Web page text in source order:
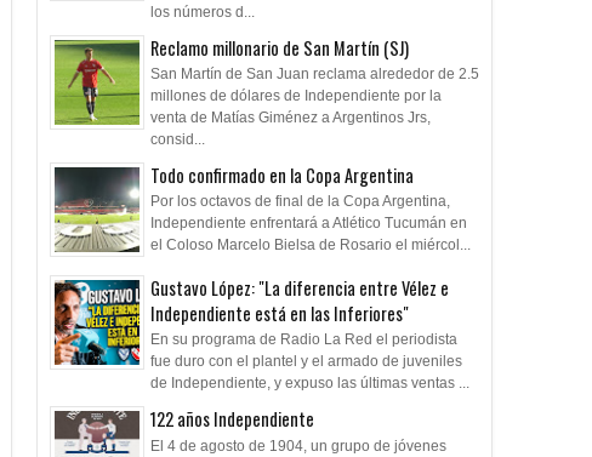
los números d...
Reclamo millonario de San Martín (SJ)
San Martín de San Juan reclama alrededor de 2.5
millones de dólares de Independiente por la
venta de Matías Giménez a Argentinos Jrs,
consid...
Todo confirmado en la Copa Argentina
Por los octavos de final de la Copa Argentina,
Independiente enfrentará a Atlético Tucumán en
el Coloso Marcelo Bielsa de Rosario el miércol...
Gustavo López: "La diferencia entre Vélez e
Independiente está en las Inferiores"
En su programa de Radio La Red el periodista
fue duro con el plantel y el armado de juveniles
de Independiente, y expuso las últimas ventas ...
122 años Independiente
El 4 de agosto de 1904, un grupo de jóvenes